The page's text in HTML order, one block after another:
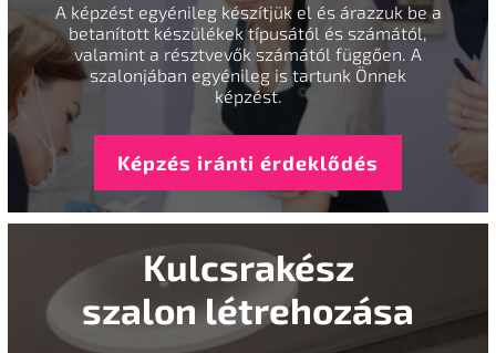
A képzést egyénileg készítjük el és árazzuk be a
betanított készülékek típusától és számától,
valamint a résztvevők számától függően. A
szalonjában egyénileg is tartunk Önnek
képzést.
Képzés iránti érdeklődés
Kulcsrakész
szalon létrehozása